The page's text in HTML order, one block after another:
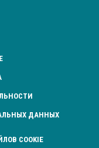
ДАННЫХ
COOKIE